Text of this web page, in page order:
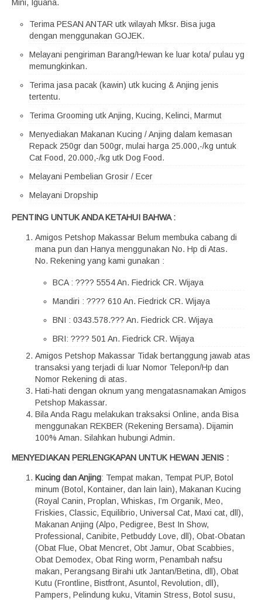
Mini, Iguana.
Terima PESAN ANTAR utk wilayah Mksr. Bisa juga
dengan menggunakan GOJEK.
Melayani pengiriman Barang/Hewan ke luar kota/ pulau yg
memungkinkan.
Terima jasa pacak (kawin) utk kucing & Anjing jenis
tertentu.
Terima Grooming utk Anjing, Kucing, Kelinci, Marmut
Menyediakan Makanan Kucing / Anjing dalam kemasan
Repack 250gr dan 500gr, mulai harga 25.000,-/kg untuk
Cat Food, 20.000,-/kg utk Dog Food.
Melayani Pembelian Grosir / Ecer
Melayani Dropship
PENTING UNTUK ANDA KETAHUI BAHWA :
Amigos Petshop Makassar Belum membuka cabang di
mana pun dan Hanya menggunakan No. Hp di Atas.
No. Rekening yang kami gunakan :
BCA : ???? 5554 An. Fiedrick CR. Wijaya
Mandiri : ???? 610 An. Fiedrick CR. Wijaya
BNI : 0343.578.??? An. Fiedrick CR. Wijaya
BRI: ???? 501 An. Fiedrick CR. Wijaya
Amigos Petshop Makassar Tidak bertanggung jawab atas
transaksi yang terjadi di luar Nomor Telepon/Hp dan
Nomor Rekening di atas.
Hati-hati dengan oknum yang mengatasnamakan Amigos
Petshop Makassar.
Bila Anda Ragu melakukan traksaksi Online, anda Bisa
menggunakan REKBER (Rekening Bersama). Dijamin
100% Aman. Silahkan hubungi Admin.
MENYEDIAKAN PERLENGKAPAN UNTUK HEWAN JENIS :
Kucing dan Anjing: Tempat makan, Tempat PUP, Botol
minum (Botol, Kontainer, dan lain lain), Makanan Kucing
(Royal Canin, Proplan, Whiskas, I’m Organik, Meo,
Friskies, Classic, Equilibrio, Universal Cat, Maxi cat, dll),
Makanan Anjing (Alpo, Pedigree, Best In Show,
Professional, Canibite, Petbuddy Love, dll), Obat-Obatan
(Obat Flue, Obat Mencret, Obt Jamur, Obat Scabbies,
Obat Demodex, Obat Ring worm, Penambah nafsu
makan, Perangsang Birahi utk Jantan/Betina, dll), Obat
Kutu (Frontline, Bistfront, Asuntol, Revolution, dll),
Pampers, Pelindung kuku, Vitamin Stress, Botol susu,